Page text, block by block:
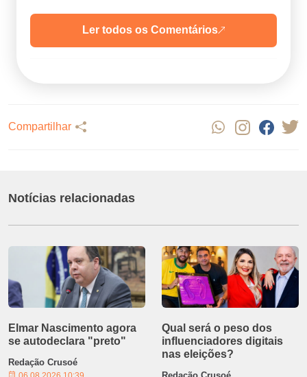
Ler todos os Comentários
Compartilhar
Notícias relacionadas
Elmar Nascimento agora
se autodeclara "preto"
Redação Crusoé
Qual será o peso dos
influenciadores digitais
nas eleições?